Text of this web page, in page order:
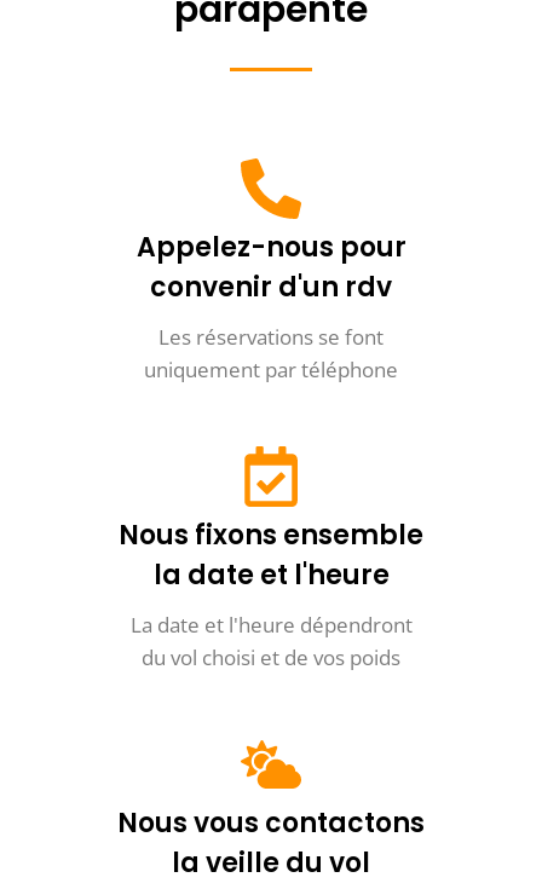
Appelez-nous pour
convenir d'un rdv
Les réservations se font
uniquement par téléphone
Nous fixons ensemble
la date et l'heure
La date et l'heure dépendront
du vol choisi et de vos poids
Nous vous contactons
la veille du vol